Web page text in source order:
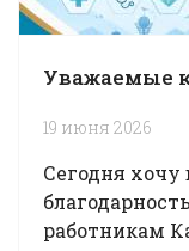
Уважаемые
19 июня 2026
Сегодня
работникам